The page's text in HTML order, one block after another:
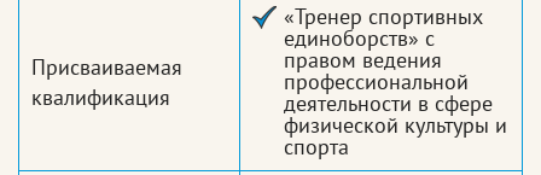
Присваиваемая
квалификация
«Тренер спортивных
единоборств» с
правом ведения
профессиональной
деятельности в сфере
физической культуры и
спорта